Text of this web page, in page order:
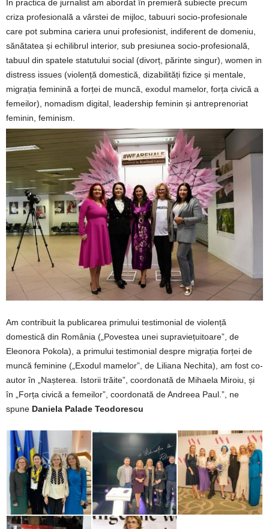
În practica de jurnalist am abordat în premieră subiecte precum
criza profesională a vârstei de mijloc, tabuuri socio-profesionale
care pot submina cariera unui profesionist, indiferent de domeniu,
sănătatea și echilibrul interior, sub presiunea socio-profesională,
tabuul din spatele statutului social (divorț, părinte singur), women in
distress issues (violență domestică, dizabilități fizice și mentale,
migrația feminină a forței de muncă, exodul mamelor, forța civică a
femeilor), nomadism digital, leadership feminin și antreprenoriat
feminin, feminism.
Am contribuit la publicarea primului testimonial de violență
domestică din România („Povestea unei supraviețuitoare”, de
Eleonora Pokola), a primului testimonial despre migrația forței de
muncă feminine („Exodul mamelor”, de Liliana Nechita), am fost co-
autor în „Nașterea. Istorii trăite”, coordonată de Mihaela Miroiu, și
în „Forța civică a femeilor”, coordonată de Andreea Paul.”, ne
spune Daniela Palade Teodorescu